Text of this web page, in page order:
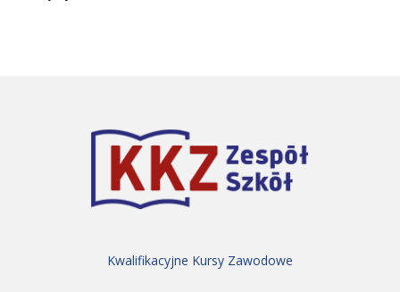
Kwalifikacyjne Kursy Zawodowe